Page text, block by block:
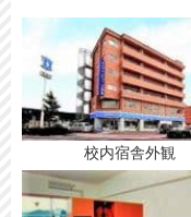
校内宿舎外観